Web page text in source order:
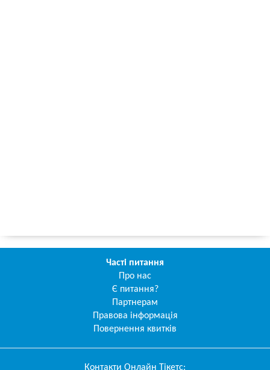
Часті питання
Про нас
Є питання?
Партнерам
Правова інформація
Повернення квитків
Контакти Онлайн Тікетс: